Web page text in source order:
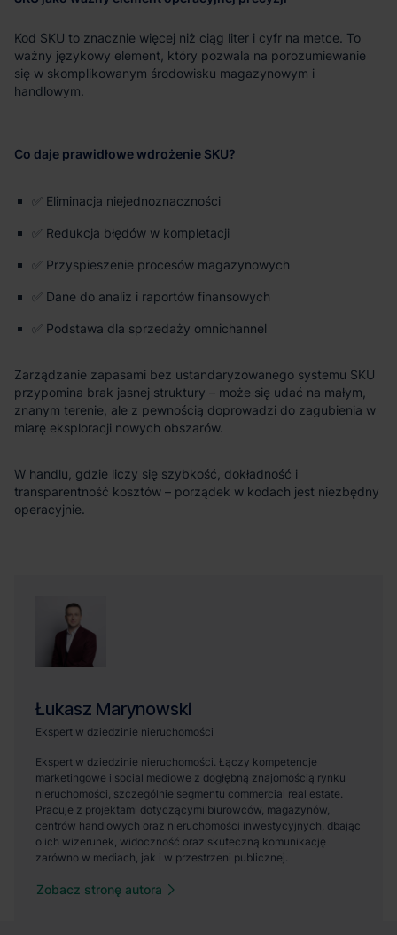
Kod SKU to znacznie więcej niż ciąg liter i cyfr na metce. To
ważny językowy element, który pozwala na porozumiewanie
się w skomplikowanym środowisku magazynowym i
handlowym.
Co daje prawidłowe wdrożenie SKU?
✅ Eliminacja niejednoznaczności
✅ Redukcja błędów w kompletacji
✅ Przyspieszenie procesów magazynowych
✅ Dane do analiz i raportów finansowych
✅ Podstawa dla sprzedaży omnichannel
Zarządzanie zapasami bez ustandaryzowanego systemu SKU
przypomina brak jasnej struktury – może się udać na małym,
znanym terenie, ale z pewnością doprowadzi do zagubienia w
miarę eksploracji nowych obszarów.
W handlu, gdzie liczy się szybkość, dokładność i
transparentność kosztów – porządek w kodach jest niezbędny
operacyjnie.
Zobacz stronę autora